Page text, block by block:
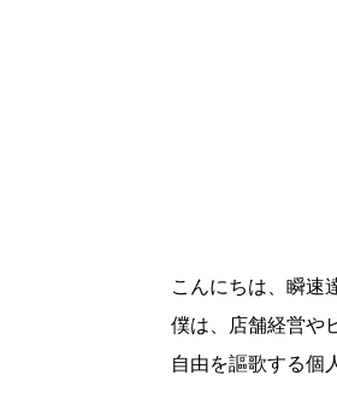
こんにちは、瞬速
僕は、店舗経営や
自由を謳歌する個